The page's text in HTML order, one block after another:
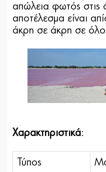
απώλεια φωτός στις
αποτέλεσμα είναι
άκρη σε άκρη σε
Χαρακτηριστικά:
Τύπος